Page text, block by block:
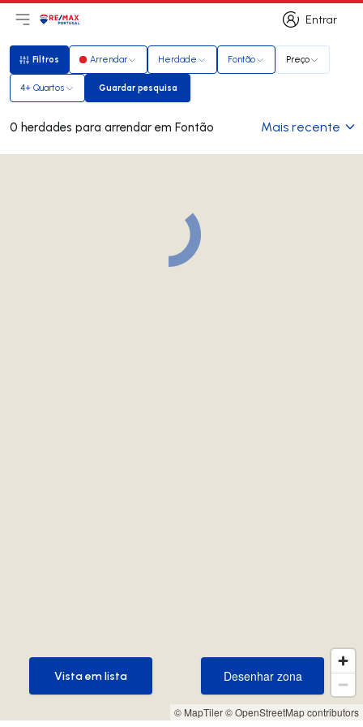
Entrar
Entrar
Abri menu principal
LogoIr para página inicial
Filtros
Filtros Arrendar Herdade Fontão Preço
4+ Quartos Guardar pesquisa
Guardar pesquisa
0 herdades para arrendar em Fontão Mais recente
© MapTiler© OpenStreetMap contributors
Desenhar zona
Desenhar zona
Vista em lista
Vista em lista